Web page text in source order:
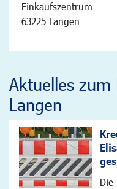
Einkaufszentrum
63225 Langen
Aktuelles zum
Langen
Die